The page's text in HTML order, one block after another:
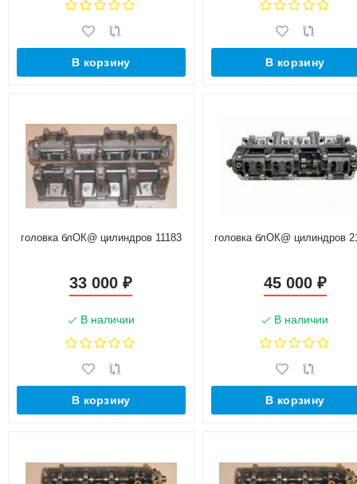
В корзину В корзину
головка блОК@ цилиндров 11183
33 000₽
В наличии
В корзину
головка блОК@ цилиндров
45 000 ₽
В наличии
В корзину